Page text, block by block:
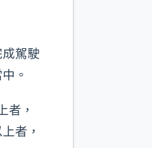
駕駛
。
者，
者，